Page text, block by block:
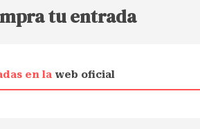
tu entrada
en la web oficial